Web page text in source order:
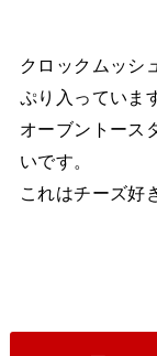
クロックムッシ
ぷり入っていま
オーブントース
いです。
これはチーズ好